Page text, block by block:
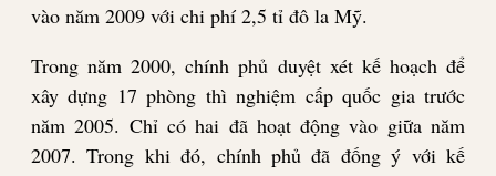
vào năm 2009 với chi phí 2,5 tỉ đô la Mỹ.
Trong năm 2000, chính phủ duyệt xét kế hoạch để
xây dựng 17 phòng thì nghiệm cấp quốc gia trước
năm 2005. Chỉ có hai đã hoạt động vào giữa năm
2007. Trong khi đó, chính phủ đã đống ý với kế